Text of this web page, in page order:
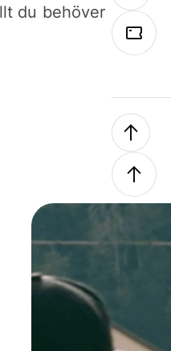
du behöver